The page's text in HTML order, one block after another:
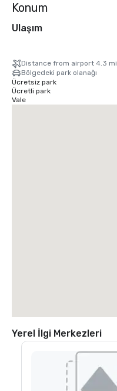
Konum
Ulaşım
Distance from airport 4.3 mi
Bölgedeki park olanağı
Ücretsiz park
Ücretli park
Vale
Yerel İlgi Merkezleri